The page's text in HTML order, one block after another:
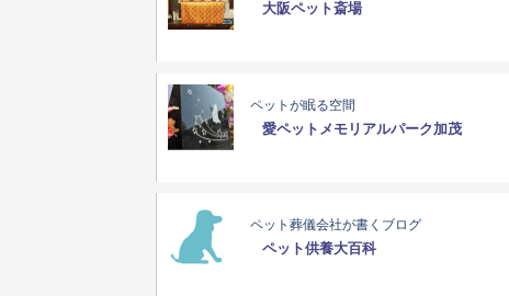
大阪ペット斎場
ペットが眠る空間
愛ペットメモリアルパーク加茂
ペット葬儀会社が書くブログ
ペット供養大百科